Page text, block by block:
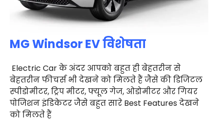
MG Windsor EV विशेषता
Electric Car के अंदर आपको बहुत ही बेहतरीन से
बेहतरीन फीचर्स भी देखने को मिलते हैं जैसे की डिजिटल
स्पीडोमीटर, ट्रिप मीटर, फ्यूल गेज, ओडोमीटर और गियर
पोजिशन इंडिकेटर जैसे बहुत सारे Best Features देखने
को मिलते हैं